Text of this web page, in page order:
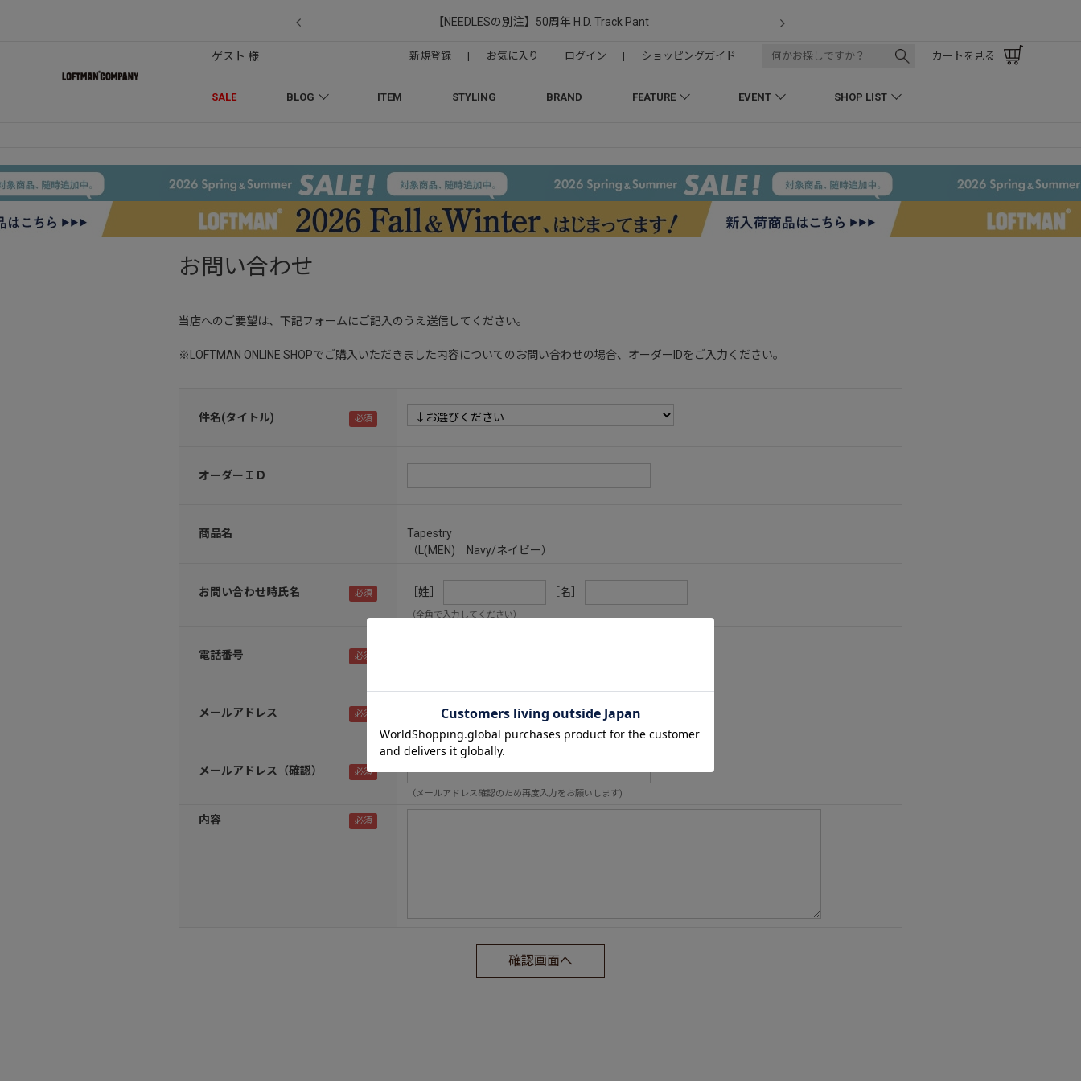
【NEEDLESの別注】50周年 H.D. Track Pant
SALE BLOG ITEM STYLING BRAND FEATURE EVENT SHOP LIST
ゲスト 様 新規登録 | お気に入り ログイン | ショッピングガイド カートを見る
お問い合わせ
当店へのご要望は、下記フォームにご記入のうえ送信してください。
※LOFTMAN ONLINE SHOPでご購入いただきました内容についてのお問い合わせの場合、オーダーIDをご入力ください。
件名(タイトル)
オーダーＩＤ
商品名
Tapestry
（L(MEN) Navy/ネイビー）
お問い合わせ時氏名 ［姓］ ［名］
（全角で入力してください）
電話番号
メールアドレス
メールアドレス（確認）
（メールアドレス確認のため再度入力をお願いします)
内容